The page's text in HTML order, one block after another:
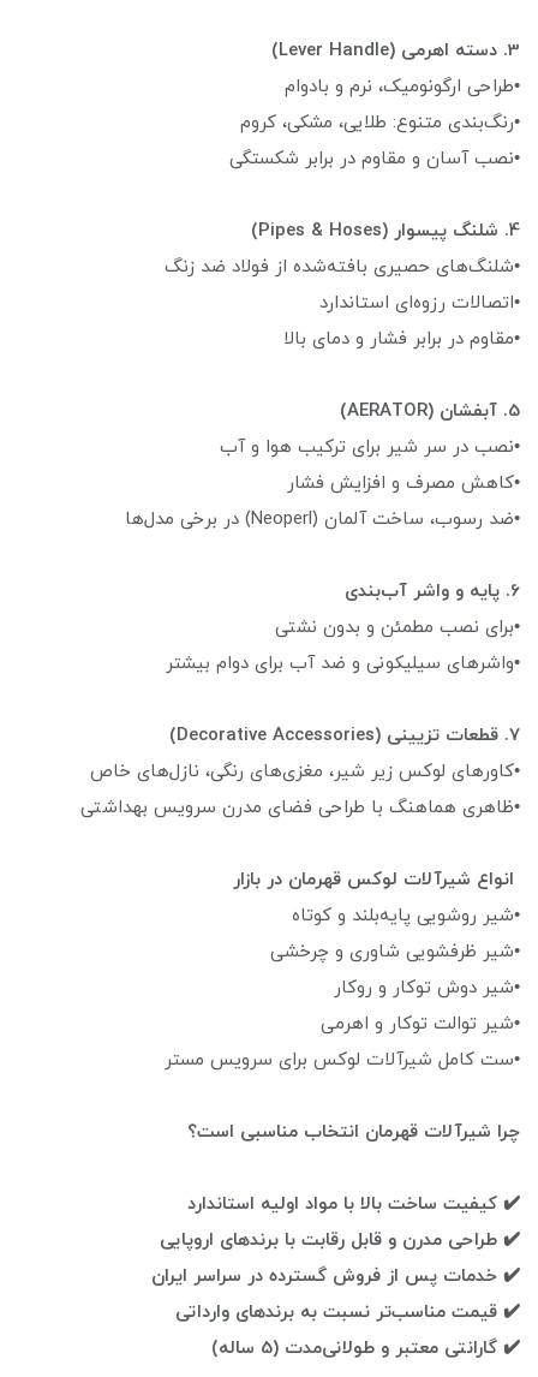
3. دسته اهرمی (Lever Handle)
•طراحی ارگونومیک، نرم و بادوام
•رنگ‌بندی متنوع: طلایی، مشکی، کروم
•نصب آسان و مقاوم در برابر شکستگی
4. شلنگ پیسوار (Pipes & Hoses)
•شلنگ‌های حصیری بافته‌شده از فولاد ضد زنگ
•اتصالات رزوه‌ای استاندارد
•مقاوم در برابر فشار و دمای بالا
5. آبفشان (AERATOR)
•نصب در سر شیر برای ترکیب هوا و آب
•کاهش مصرف و افزایش فشار
•ضد رسوب، ساخت آلمان (Neoperl) در برخی مدل‌ها
6. پایه و واشر آب‌بندی
•برای نصب مطمئن و بدون نشتی
•واشرهای سیلیکونی و ضد آب برای دوام بیشتر
7. قطعات تزیینی (Decorative Accessories)
•کاورهای لوکس زیر شیر، مغزی‌های رنگی، نازل‌های خاص
•ظاهری هماهنگ با طراحی فضای مدرن سرویس بهداشتی
انواع شیرآلات لوکس قهرمان در بازار
•شیر روشویی پایه‌بلند و کوتاه
•شیر ظرفشویی شاوری و چرخشی
•شیر دوش توکار و روکار
•شیر توالت توکار و اهرمی
•ست کامل شیرآلات لوکس برای سرویس مستر
چرا شیرآلات قهرمان انتخاب مناسبی است؟
✔️ کیفیت ساخت بالا با مواد اولیه استاندارد
✔️ طراحی مدرن و قابل رقابت با برندهای اروپایی
✔️ خدمات پس از فروش گسترده در سراسر ایران
✔️ قیمت مناسب‌تر نسبت به برندهای وارداتی
✔️ گارانتی معتبر و طولانی‌مدت (5 ساله)